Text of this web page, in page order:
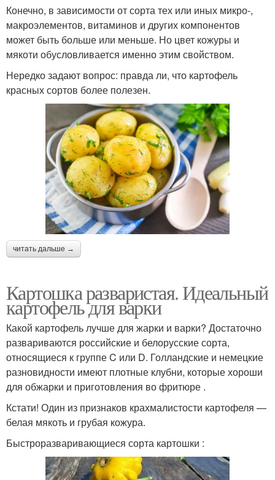
Конечно, в зависимости от сорта тех или иных микро-,
макроэлементов, витаминов и других компонентов
может быть больше или меньше. Но цвет кожуры и
мякоти обусловливается именно этим свойством.
Нередко задают вопрос: правда ли, что картофель
красных сортов более полезен.
читать дальше →
Картошка разваристая. Идеальный
картофель для варки
Какой картофель лучше для жарки и варки? Достаточно
развариваются российские и белорусские сорта,
относящиеся к группе C или D. Голландские и немецкие
разновидности имеют плотные клубни, которые хороши
для обжарки и приготовления во фритюре .
Кстати! Один из признаков крахмалистости картофеля —
белая мякоть и грубая кожура.
Быстроразваривающиеся сорта картошки :